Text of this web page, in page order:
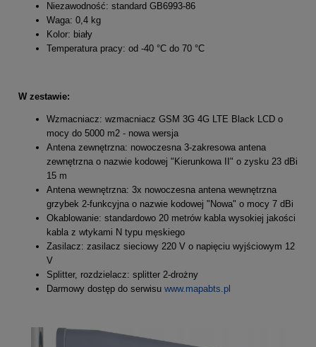
Niezawodność: standard GB6993-86
Waga: 0,4 kg
Kolor: biały
Temperatura pracy: od -40 °C do 70 °C
W zestawie:
Wzmacniacz: wzmacniacz GSM 3G 4G LTE Black LCD o
mocy do 5000 m2 - nowa wersja
Antena zewnętrzna: nowoczesna 3-zakresowa antena
zewnętrzna o nazwie kodowej "Kierunkowa II" o zysku 23 dBi
15 m
Antena wewnętrzna: 3x nowoczesna antena wewnętrzna
grzybek 2-funkcyjna o nazwie kodowej "Nowa" o mocy 7 dBi
Okablowanie: standardowo 20 metrów kabla wysokiej jakości
kabla z wtykami N typu męskiego
Zasilacz: zasilacz sieciowy 220 V o napięciu wyjściowym 12
V
Splitter, rozdzielacz: splitter 2-drożny
Darmowy dostęp do serwisu www.mapabts.pl